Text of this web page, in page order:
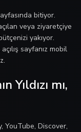
bitiyor.
veya ziyaretçiye
yakıyor.
sayfanız mobil
Yıldızı mı,
YouTube, Discover,